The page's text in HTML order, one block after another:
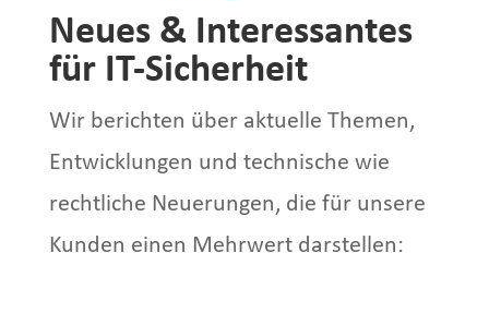
Neues & Interessantes
für IT-Sicherheit
Wir berichten über aktuelle Themen,
Entwicklungen und technische wie
rechtliche Neuerungen, die für unsere
Kunden einen Mehrwert darstellen: